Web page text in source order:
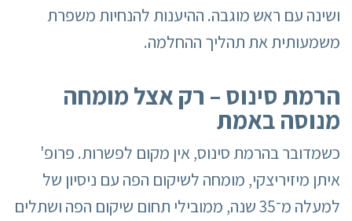
ושינה עם ראש מוגבה. ההיענות להנחיות משפרת
משמעותית את תהליך ההחלמה.
הרמת סינוס – רק אצל מומחה
מנוסה באמת
כשמדובר בהרמת סינוס, אין מקום לפשרות. פרופ'
איתן מיזיריצקי, מומחה לשיקום הפה עם ניסיון של
למעלה מ־35 שנה, ממובילי תחום שיקום הפה ושתלים